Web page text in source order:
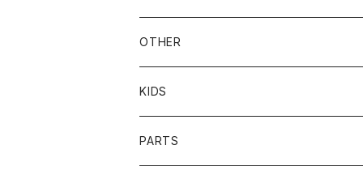
TOPS
TOPS
CAP
SCHOTT
OTHER
SHIRTS
VANSON
OTHER
TOYS McCOY
DIN MARKET
72JAM
リード工業
JRP
CHURCHILL
NAPA
DEGNER
ROUGH TAIL
DIN MARKET
OTHER
LEUS
HTC
KIDS
PARTS